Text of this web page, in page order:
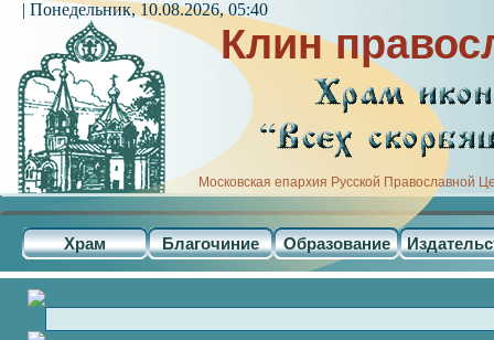
Клин
Московская епархия Русской Православной
Храм Благочиние Образование
| Понедельник, 10.08.2026, 05:40